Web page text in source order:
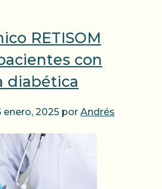
RETISOM
con
diabética
enero, 2025 por Andrés